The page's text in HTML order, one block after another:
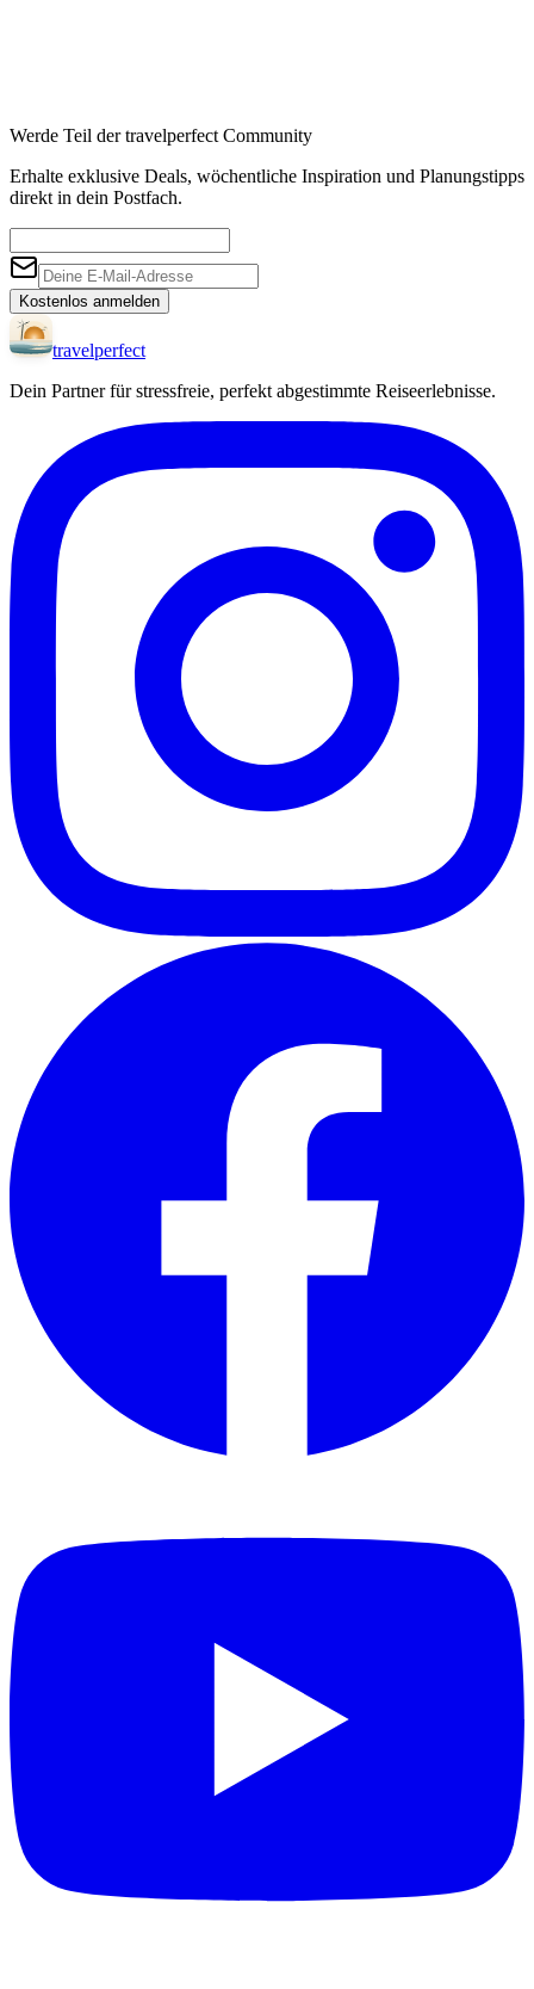
Werde Teil der travelperfect Community
Erhalte exklusive Deals, wöchentliche Inspiration und Planungstipps
direkt in dein Postfach.
Kostenlos anmelden
travelperfect
Dein Partner für stressfreie, perfekt abgestimmte Reiseerlebnisse.